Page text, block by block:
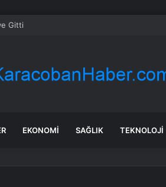
Gitti
EKONOMI SAĞLIK TEKNOLOJI